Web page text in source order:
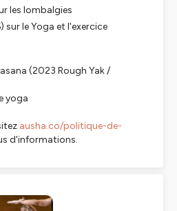
les lombalgies
sur le Yoga et l'exercice
(2023 Rough Yak /
yoga
ausha.co/politique-de-
d'informations.